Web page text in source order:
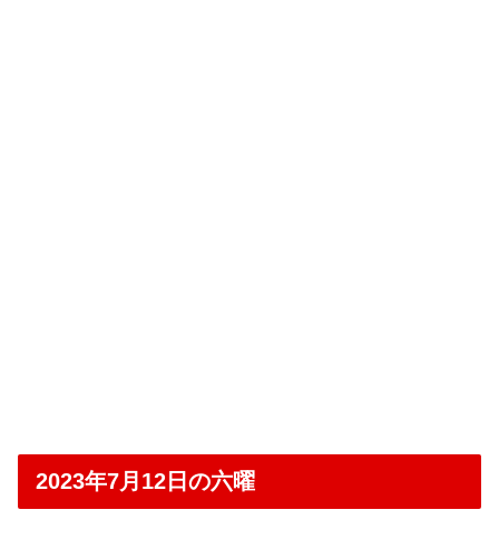
2023年7月12日の六曜